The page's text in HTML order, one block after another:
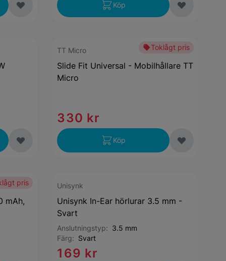
Köp
Toklågt pris
TT Micro
Slide Fit Universal - Mobilhållare TT
Micro
330 kr
Köp
pris
mAh,
Unisynk
Unisynk In-Ear hörlurar 3.5 mm -
Svart
Anslutningstyp: 3.5 mm
Färg: Svart
169 kr